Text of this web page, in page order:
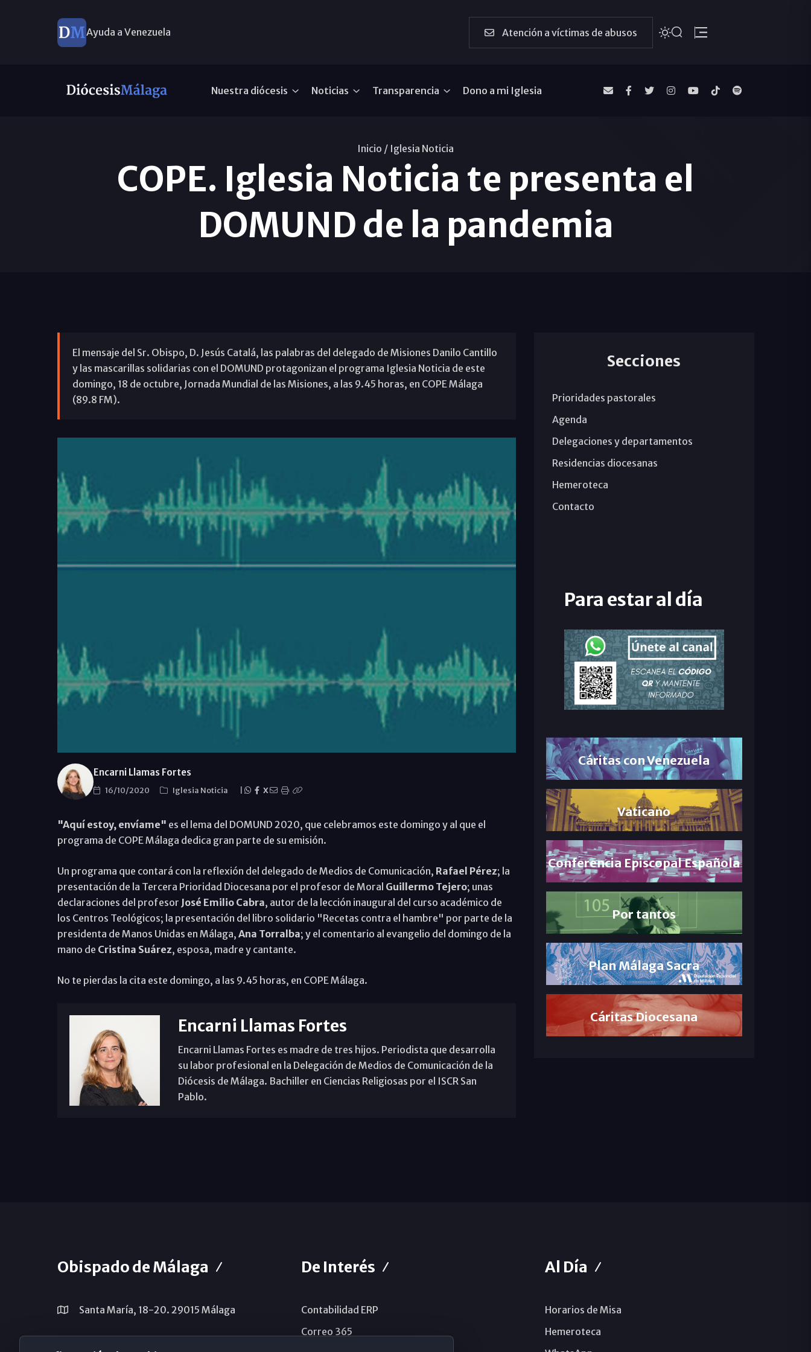
Ayuda a Venezuela Atención a víctimas de abusos
Nuestra diócesis Noticias Transparencia Dono a mi Iglesia
Inicio / Iglesia Noticia
COPE. Iglesia Noticia te presenta el
DOMUND de la pandemia
El mensaje del Sr. Obispo, D. Jesús Catalá, las palabras del delegado de Misiones Danilo Cantillo
y las mascarillas solidarias con el DOMUND protagonizan el programa Iglesia Noticia de este
domingo, 18 de octubre, Jornada Mundial de las Misiones, a las 9.45 horas, en COPE Málaga
(89.8 FM).
Encarni Llamas Fortes
16/10/2020 Iglesia Noticia X
"Aquí estoy, envíame" es el lema del DOMUND 2020, que celebramos este domingo y al que el
programa de COPE Málaga dedica gran parte de su emisión.
Un programa que contará con la reflexión del delegado de Medios de Comunicación, Rafael Pérez; la
presentación de la Tercera Prioridad Diocesana por el profesor de Moral Guillermo Tejero; unas
declaraciones del profesor José Emilio Cabra, autor de la lección inaugural del curso académico de
los Centros Teológicos; la presentación del libro solidario "Recetas contra el hambre" por parte de la
presidenta de Manos Unidas en Málaga, Ana Torralba; y el comentario al evangelio del domingo de la
mano de Cristina Suárez, esposa, madre y cantante.
No te pierdas la cita este domingo, a las 9.45 horas, en COPE Málaga.
Encarni Llamas Fortes
Encarni Llamas Fortes es madre de tres hijos. Periodista que desarrolla
su labor profesional en la Delegación de Medios de Comunicación de la
Diócesis de Málaga. Bachiller en Ciencias Religiosas por el ISCR San
Pablo.
Secciones
Prioridades pastorales
Agenda
Delegaciones y departamentos
Residencias diocesanas
Hemeroteca
Contacto
Para estar al día
Cáritas con Venezuela
Vaticano
Conferencia Episcopal Española
Por tantos
Plan Málaga Sacra
Cáritas Diocesana
Obispado de Málaga
Santa María, 18-20. 29015 Málaga
(+34) 952 224 386
De Interés
Contabilidad ERP
Correo 365
Al Día
Horarios de Misa
Hemeroteca